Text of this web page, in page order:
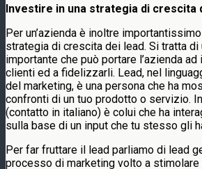
Investire in una strategia di crescita
Per un’azienda è inoltre
strategia di crescita dei lead. Si tratta di
importante che può portare l’azienda
clienti ed a fidelizzarli. Lead, nel
del marketing, è una persona che ha
confronti di un tuo prodotto o servizio.
(contatto in italiano) è colui che ha
sulla base di un input che tu stesso gli
Per far fruttare il lead parliamo di lead
processo di marketing volto a stimolare